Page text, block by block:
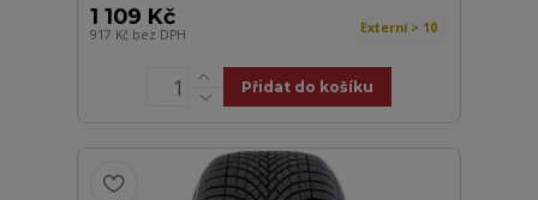
1 109 Kč
917 Kč bez DPH Externí > 10
Přidat do košíku